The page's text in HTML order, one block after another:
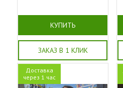
КУПИТЬ
ЗАКАЗ В 1 КЛИК
Доставка
через 1 час